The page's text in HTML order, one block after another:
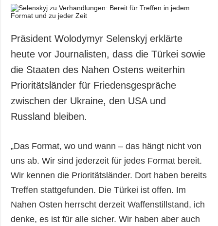
Präsident Wolodymyr Selenskyj erklärte
heute vor Journalisten, dass die Türkei sowie
die Staaten des Nahen Ostens weiterhin
Prioritätsländer für Friedensgespräche
zwischen der Ukraine, den USA und
Russland bleiben.
„Das Format, wo und wann – das hängt nicht von
uns ab. Wir sind jederzeit für jedes Format bereit.
Wir kennen die Prioritätsländer. Dort haben bereits
Treffen stattgefunden. Die Türkei ist offen. Im
Nahen Osten herrscht derzeit Waffenstillstand, ich
denke, es ist für alle sicher. Wir haben aber auch